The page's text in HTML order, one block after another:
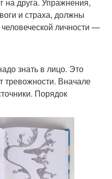
и страха, должны
личности —
знать в лицо. Это
тревожности. Вначале
Порядок